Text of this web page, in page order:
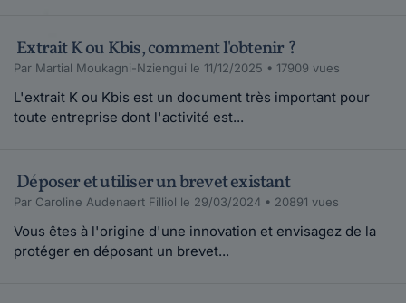
Extrait K ou Kbis, comment l'obtenir ?
Par Martial Moukagni-Nziengui le 11/12/2025 • 17909 vues
L'extrait K ou Kbis est un document très important pour
toute entreprise dont l'activité est...
Déposer et utiliser un brevet existant
Par Caroline Audenaert Filliol le 29/03/2024 • 20891 vues
Vous êtes à l'origine d'une innovation et envisagez de la
protéger en déposant un brevet...